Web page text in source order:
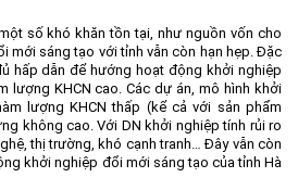
số khó khăn tồn tại, như nguồn vốn cho
mới sáng tạo với tỉnh vẫn còn hạn hẹp. Đặc
hấp dẫn để hướng hoạt động khởi nghiệp
lượng KHCN cao. Các dự án, mô hình khởi
lượng KHCN thấp (kể cả với sản phẩm
không cao. Với DN khởi nghiệp tính rủi ro
thị trường, khó cạnh tranh… Đây vẫn còn
khởi nghiệp đổi mới sáng tạo của tỉnh Hà